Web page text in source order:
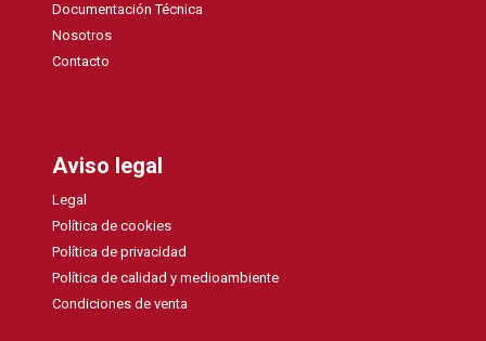
Documentación Técnica
Nosotros
Contacto
Aviso legal
Legal
Política de cookies
Política de privacidad
Política de calidad y medioambiente
Condiciones de venta